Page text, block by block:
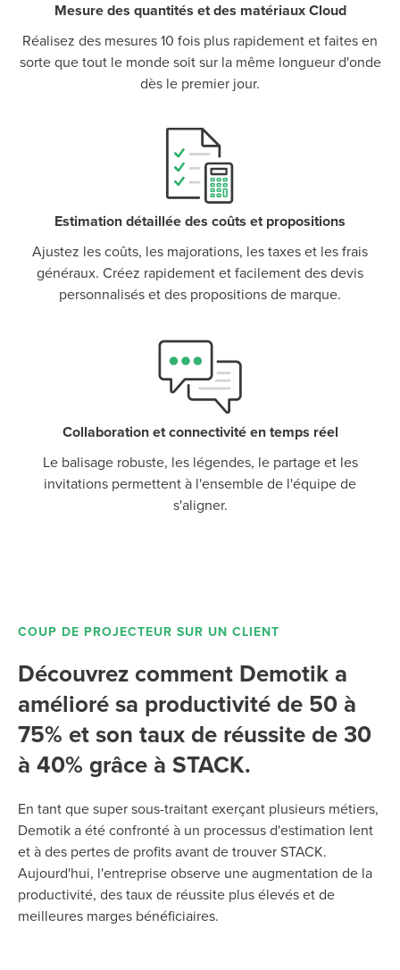
Mesure des quantités et des matériaux Cloud
Réalisez des mesures 10 fois plus rapidement et faites en
sorte que tout le monde soit sur la même longueur d'onde
dès le premier jour.
Estimation détaillée des coûts et propositions
Ajustez les coûts, les majorations, les taxes et les frais
généraux. Créez rapidement et facilement des devis
personnalisés et des propositions de marque.
Collaboration et connectivité en temps réel
Le balisage robuste, les légendes, le partage et les
invitations permettent à l'ensemble de l'équipe de
s'aligner.
COUP DE PROJECTEUR SUR UN CLIENT
Découvrez comment Demotik a
amélioré sa productivité de 50 à
75% et son taux de réussite de 30
à 40% grâce à STACK.
En tant que super sous-traitant exerçant plusieurs métiers,
Demotik a été confronté à un processus d'estimation lent
et à des pertes de profits avant de trouver STACK.
Aujourd'hui, l'entreprise observe une augmentation de la
productivité, des taux de réussite plus élevés et de
meilleures marges bénéficiaires.